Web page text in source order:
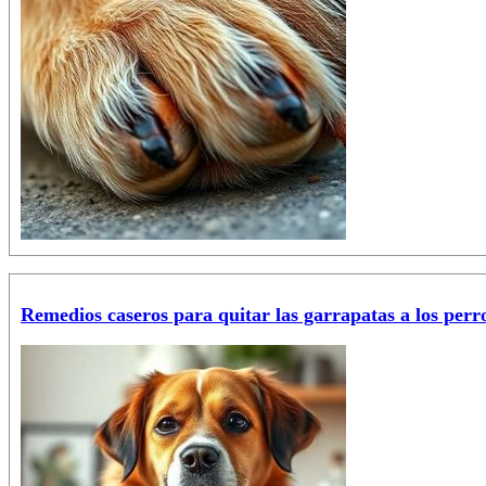
Remedios caseros para quitar las garrapatas a los